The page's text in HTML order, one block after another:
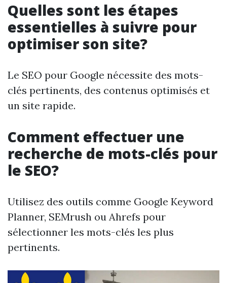
Quelles sont les étapes
essentielles à suivre pour
optimiser son site?
Le SEO pour Google nécessite des mots-
clés pertinents, des contenus optimisés et
un site rapide.
Comment effectuer une
recherche de mots-clés pour
le SEO?
Utilisez des outils comme Google Keyword
Planner, SEMrush ou Ahrefs pour
sélectionner les mots-clés les plus
pertinents.